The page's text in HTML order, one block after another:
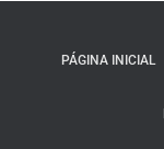
PÁGINA INICIAL